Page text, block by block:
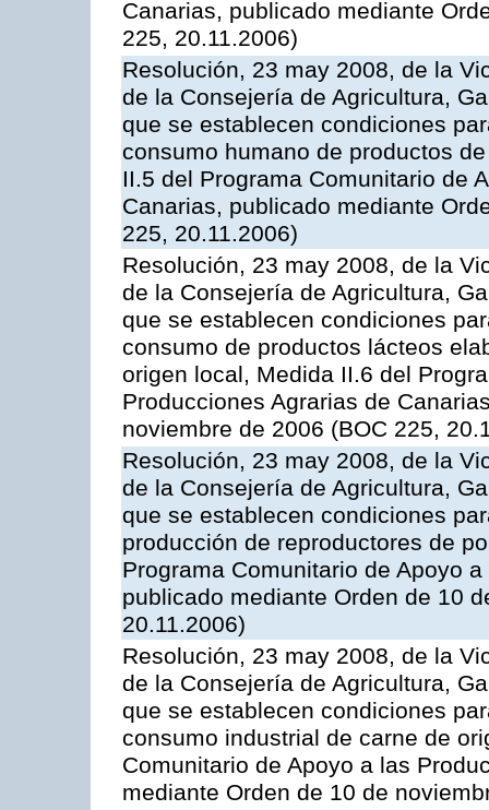
Canarias, publicado mediante
225, 20.11.2006)
Resolución, 23 may 2008, de la
de la Consejería de Agricultura,
que se establecen condiciones
consumo humano de productos
II.5 del Programa Comunitario de
Canarias, publicado mediante
225, 20.11.2006)
Resolución, 23 may 2008, de la
de la Consejería de Agricultura,
que se establecen condiciones
consumo de productos lácteos
origen local, Medida II.6 del
Producciones Agrarias de
noviembre de 2006 (BOC 225,
Resolución, 23 may 2008, de la
de la Consejería de Agricultura,
que se establecen condiciones
producción de reproductores de
Programa Comunitario de Apoyo
publicado mediante Orden de 10
20.11.2006)
Resolución, 23 may 2008, de la
de la Consejería de Agricultura,
que se establecen condiciones
consumo industrial de carne de
Comunitario de Apoyo a las
mediante Orden de 10 de